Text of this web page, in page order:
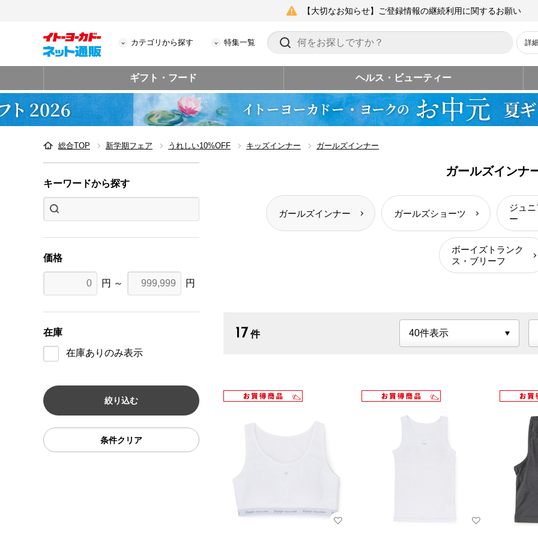
【大切なお知らせ】ご登録情報の継続利用に関するお願い
カテゴリから探す 特集一覧 詳
ギフト・フード ヘルス・ビューティー
総合TOP 新学期フェア うれしい10%OFF キッズインナー ガールズインナー
キーワードから探す
価格
円 ～ 円
在庫
在庫ありのみ表示
条件クリア
ガールズインナ
ガールズインナー ガールズショーツ
ジュ
ー
ボーイズトランク
ス・ブリーフ
17 件